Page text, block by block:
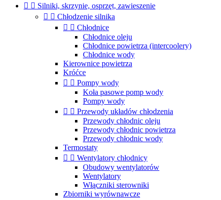
  Silniki, skrzynie, osprzęt, zawieszenie
  Chłodzenie silnika
  Chłodnice
Chłodnice oleju
Chłodnice powietrza (intercoolery)
Chłodnice wody
Kierownice powietrza
Króćce
  Pompy wody
Koła pasowe pomp wody
Pompy wody
  Przewody układów chłodzenia
Przewody chłodnic oleju
Przewody chłodnic powietrza
Przewody chłodnic wody
Termostaty
  Wentylatory chłodnicy
Obudowy wentylatorów
Wentylatory
Włączniki sterowniki
Zbiorniki wyrównawcze